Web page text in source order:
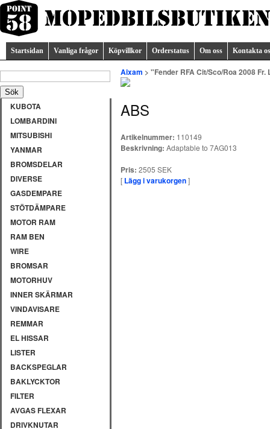
Startsidan Vanliga frågor Köpvillkor Orderstatus Om oss Kontakta
KUBOTA
LOMBARDINI
MITSUBISHI
YANMAR
BROMSDELAR
DIVERSE
GASDEMPARE
STÖTDÄMPARE
MOTOR RAM
RAM BEN
WIRE
BROMSAR
MOTORHUV
INNER SKÄRMAR
VINDAVISARE
REMMAR
EL HISSAR
LISTER
BACKSPEGLAR
BAKLYCKTOR
FILTER
AVGAS FLEXAR
DRIVKNUTAR
Aixam > "Fender RFA Cit/Sco/Roa 2008 Fr.
ABS
Artikelnummer: 110149
Beskrivning: Adaptable to 7AG013
Pris: 2505 SEK
[ Lägg i varukorgen]